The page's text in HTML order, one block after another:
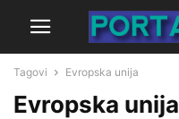
Tagovi Evropska unija
Evropska unija